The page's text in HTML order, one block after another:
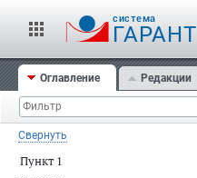
cистема
ГАРАНТ
Оглавление Редакции
Свернуть
Пункт 1